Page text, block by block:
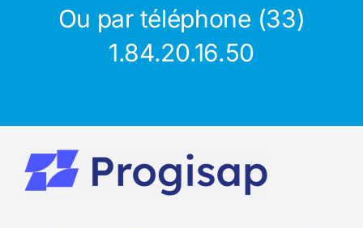
Ou par téléphone (33)
1.84.20.16.50